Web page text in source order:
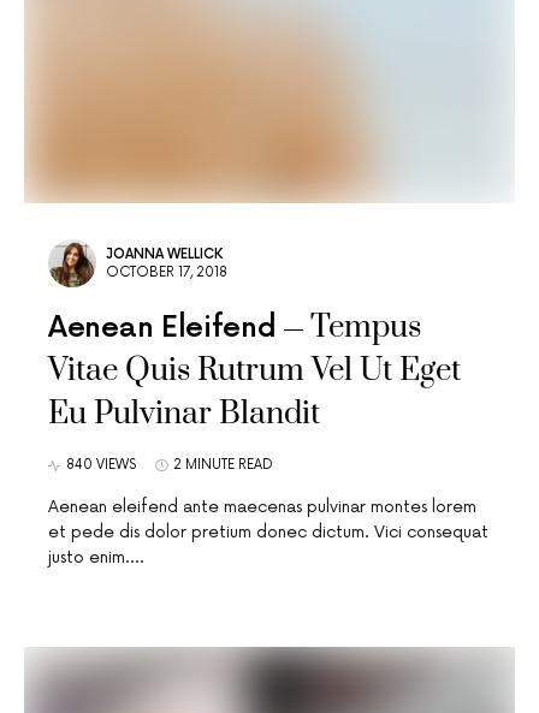
JOANNA WELLICK
OCTOBER 17, 2018
Aenean Eleifend
Tempus
Vitae Quis Rutrum Vel Ut Eget
Eu Pulvinar Blandit
840 VIEWS 2 MINUTE READ
Aenean eleifend ante maecenas pulvinar montes lorem
et pede dis dolor pretium donec dictum. Vici consequat
justo enim.…